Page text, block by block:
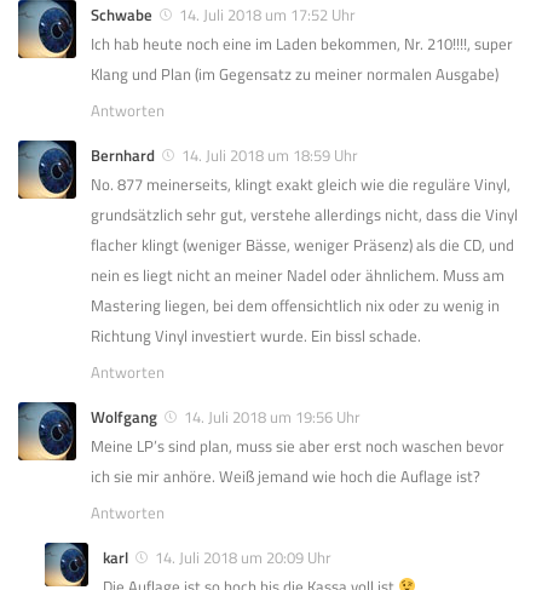
Schwabe
14. Juli 2018 um 17:52 Uhr
Ich hab heute noch eine im Laden bekommen, Nr. 210!!!!, super
Klang und Plan (im Gegensatz zu meiner normalen Ausgabe)
Antworten
Bernhard
14. Juli 2018 um 18:59 Uhr
No. 877 meinerseits, klingt exakt gleich wie die reguläre Vinyl,
grundsätzlich sehr gut, verstehe allerdings nicht, dass die Vinyl
flacher klingt (weniger Bässe, weniger Präsenz) als die CD, und
nein es liegt nicht an meiner Nadel oder ähnlichem. Muss am
Mastering liegen, bei dem offensichtlich nix oder zu wenig in
Richtung Vinyl investiert wurde. Ein bissl schade.
Antworten
Wolfgang
14. Juli 2018 um 19:56 Uhr
Meine LP’s sind plan, muss sie aber erst noch waschen bevor
ich sie mir anhöre. Weiß jemand wie hoch die Auflage ist?
Antworten
karl
14. Juli 2018 um 20:09 Uhr